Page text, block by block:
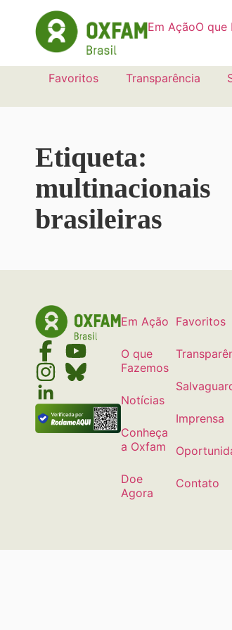
Em AçãoO que
Favoritos Transparência
Etiqueta:
multinacionais
brasileiras
Em Ação
O que
Fazemos
Notícias
Conheça
a Oxfam
Doe
Agora
Favoritos
Imprensa
Contato